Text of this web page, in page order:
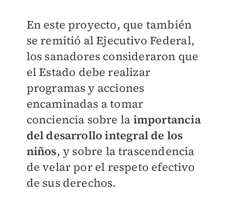
En este proyecto, que también
se remitió al Ejecutivo Federal,
los sanadores consideraron que
el Estado debe realizar
programas y acciones
encaminadas a tomar
conciencia sobre la importancia
del desarrollo integral de los
niños, y sobre la trascendencia
de velar por el respeto efectivo
de sus derechos.